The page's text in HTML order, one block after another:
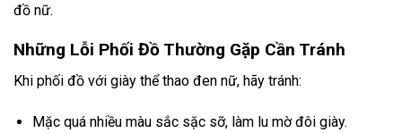
đồ nữ.
Những Lỗi Phối Đồ Thường Gặp Cần Tránh
Khi phối đồ với giày thể thao đen nữ, hãy tránh:
Mặc quá nhiều màu sắc sặc sỡ, làm lu mờ đôi giày.